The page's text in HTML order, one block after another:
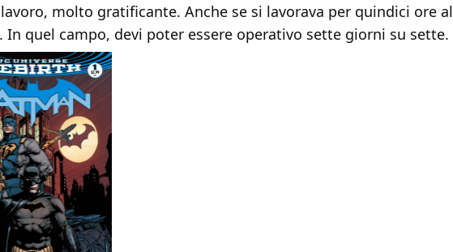
molto gratificante. Anche se si lavorava per quindici ore al
In quel campo, devi poter essere operativo sette giorni su sette.